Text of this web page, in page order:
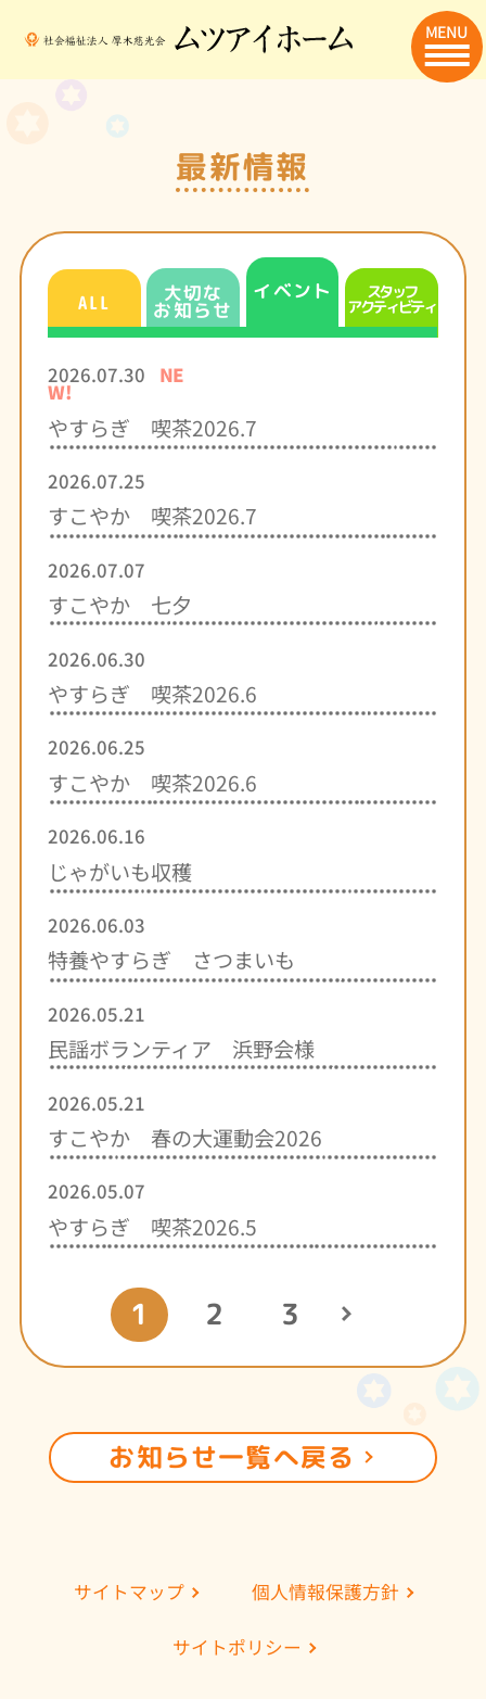
MENU
最新情報
ALL 大切な
お知らせ
イベント スタッフ
アクティビティ
2026.07.30 NE
W!
やすらぎ 喫茶2026.7
2026.07.25
すこやか 喫茶2026.7
2026.07.07
すこやか 七夕
2026.06.30
やすらぎ 喫茶2026.6
2026.06.25
すこやか 喫茶2026.6
2026.06.16
じゃがいも収穫
2026.06.03
特養やすらぎ さつまいも
2026.05.21
民謡ボランティア 浜野会様
2026.05.21
すこやか 春の大運動会2026
2026.05.07
やすらぎ 喫茶2026.5
1 2 3
お知らせ一覧へ戻る
サイトマップ 個人情報保護方針
サイトポリシー